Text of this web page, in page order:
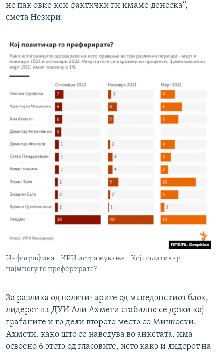
не пак овие кои фактички ги имаме денеска“,
смета Незири.
Инфографика - ИРИ истражување - Кој политичар
најмногу го преферирате?
За разлика од политичарите од македонскиот блок,
лидерот на ДУИ Али Ахмети стабилно се држи кај
граѓаните и го дели второто место со Мицкоски.
Ахмети, како што се наведува во анкетата, има
освоено 6 отсто од гласовите, исто како и лидерот на